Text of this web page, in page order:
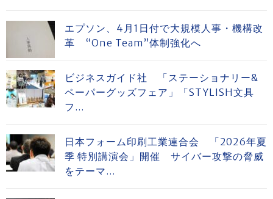
エプソン、4月1日付で大規模人事・機構改
革 “One Team”体制強化へ
ビジネスガイド社 「ステーショナリー&
ペーパーグッズフェア」「STYLISH文具
フ...
日本フォーム印刷工業連合会 「2026年夏
季 特別講演会」開催 サイバー攻撃の脅威
をテーマ...